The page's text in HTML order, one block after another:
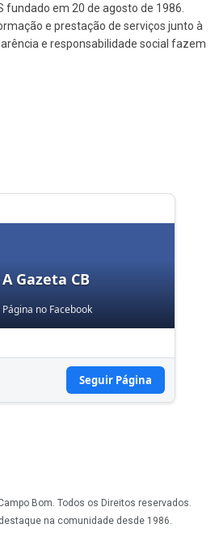
fundado em 20 de agosto de 1986.
e prestação de serviços junto à
e responsabilidade social fazem
A Gazeta CB
Página no Facebook
Seguir Página
Bom. Todos os Direitos reservados.
na comunidade desde 1986.